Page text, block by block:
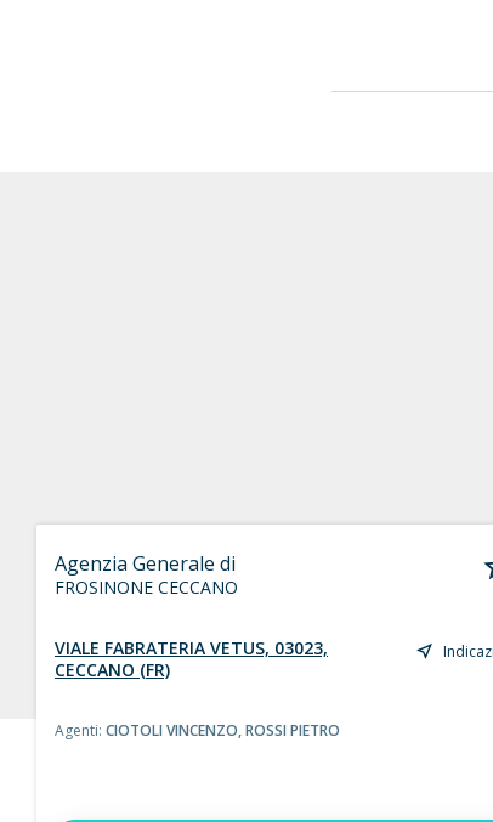
Agenzia Generale di
FROSINONE CECCANO
VIALE FABRATERIA VETUS, 03023,
CECCANO (FR)
Agenti: CIOTOLI VINCENZO,ROSSI PIETRO